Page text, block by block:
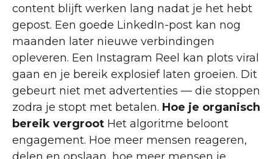
content blijft werken lang nadat je het hebt
gepost. Een goede LinkedIn-post kan nog
maanden later nieuwe verbindingen
opleveren. Een Instagram Reel kan plots viral
gaan en je bereik explosief laten groeien. Dit
gebeurt niet met advertenties — die stoppen
zodra je stopt met betalen. Hoe je organisch
bereik vergroot Het algoritme beloont
engagement. Hoe meer mensen reageren,